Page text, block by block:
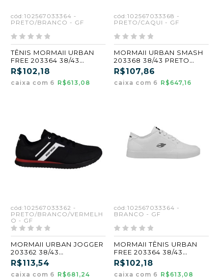
cód:102567033364 -
PRETO/BRANCO - GF
TÊNIS MORMAII URBAN
FREE 203364 38/43
PRETO ATACADO KIT
COM 6 PARES
R$102,18
caixa com 6 R$613,08
cód:102567033368 -
PRETO/CAQUI - GF
MORMAII URBAN SMASH
203368 38/43 PRETO
ATACADO KIT 6 PARES
R$107,86
caixa com 6 R$647,16
cód:102567033362 -
PRETO/BRANCO/VERMELH
O - GF
MORMAII URBAN JOGGER
203362 38/43
PRETO/BRANCO
ATACADO KIT 6 PARES
R$113,54
caixa com 6 R$681,24
cód:102567033364 -
BRANCO - GF
MORMAII TÊNIS URBAN
FREE 203364 38/43
BRANCO ATACADO KIT 6
PARES
R$102,18
caixa com 6 R$613,08